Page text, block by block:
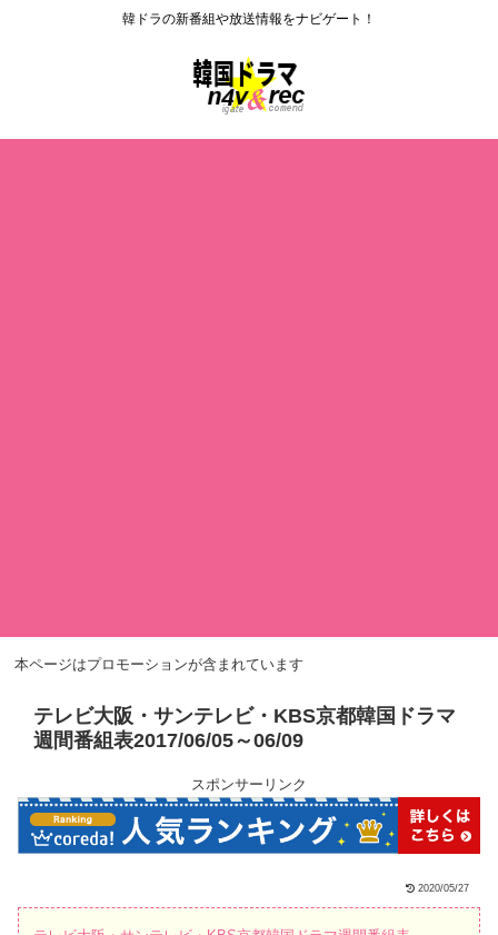
韓ドラの新番組や放送情報をナビゲート！
本ページはプロモーションが含まれています
テレビ大阪・サンテレビ・KBS京都韓国ドラマ
週間番組表2017/06/05～06/09
スポンサーリンク
2020/05/27